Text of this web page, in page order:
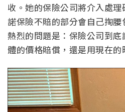
收。她的保險公司將介入處
諾保險不賠的部分會自己掏
熱烈的問題是：保險公司到
體的價格賠償，還是用現在的